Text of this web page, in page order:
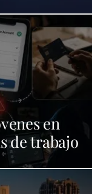
en
de trabajo